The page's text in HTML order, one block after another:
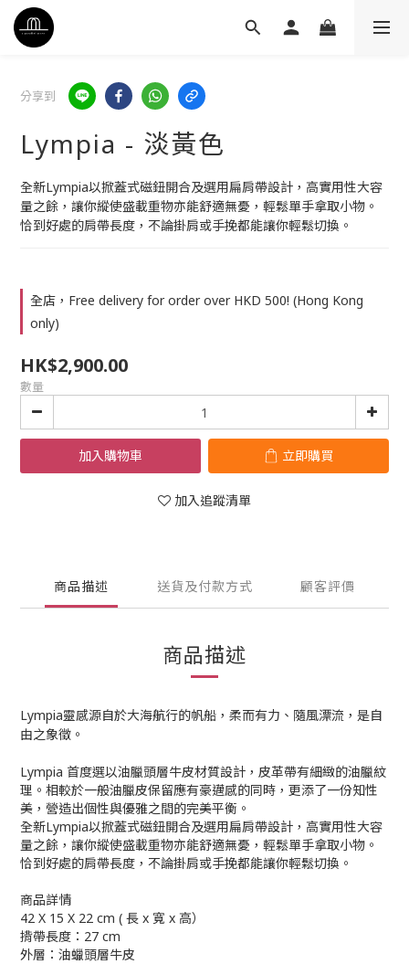
分享到
Lympia - 淡黃色
全新Lympia以掀蓋式磁鈕開合及選用扁肩帶設計，高實用性大容
量之餘，讓你縱使盛載重物亦能舒適無憂，輕鬆單手拿取小物。
恰到好處的肩帶長度，不論掛肩或手挽都能讓你輕鬆切換。
全店，Free delivery for order over HKD 500! (Hong Kong
only)
HK$2,900.00
數量
加入購物車 立即購買
加入追蹤清單
商品描述 送貨及付款方式 顧客評價
商品描述
Lympia靈感源自於大海航行的帆船，柔而有力、隨風漂流，是自
由之象徵。
Lympia 首度選以油臘頭層牛皮材質設計，皮革帶有細緻的油臘紋
理。相較於一般油臘皮保留應有豪邁感的同時，更添了一份知性
美，營造出個性與優雅之間的完美平衡。
全新Lympia以掀蓋式磁鈕開合及選用扁肩帶設計，高實用性大容
量之餘，讓你縱使盛載重物亦能舒適無憂，輕鬆單手拿取小物。
恰到好處的肩帶長度，不論掛肩或手挽都能讓你輕鬆切換。
商品詳情
42 X 15 X 22 cm ( 長 x 寬 x 高）
揹帶長度：27 cm
外層：油蠟頭層牛皮